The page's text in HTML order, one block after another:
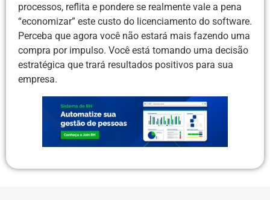
processos, reflita e pondere se realmente vale a pena
“economizar” este custo do licenciamento do software.
Perceba que agora você não estará mais fazendo uma
compra por impulso. Você está tomando uma decisão
estratégica que trará resultados positivos para sua
empresa.